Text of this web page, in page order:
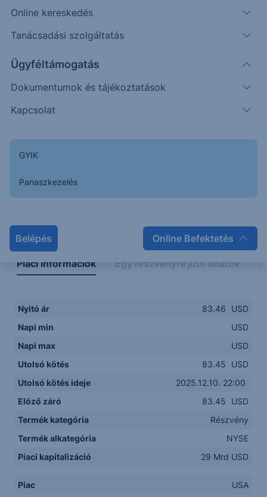
Online kereskedés
Tanácsadási szolgáltatás
Ügyféltámogatás
Dokumentumok és tájékoztatások
Kapcsolat
GYIK
Panaszkezelés
Belépés Online Befektetés
Napon belüli Historikus
Piaci információk Egy részvényre jutó adatok
Nyitó ár 83.46
USD
Napi min
USD
Napi max
USD
Utolsó kötés
83.45
USD
Utolsó kötés ideje
2025.12.10. 22:00
Előző záró
83.45
USD
Termék kategória
Részvény
Termék alkategória
NYSE
Piaci kapitalizáció
29 Mrd USD
Piac
USA